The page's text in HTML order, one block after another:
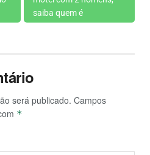
saiba quem é
será publicado. Campos
*